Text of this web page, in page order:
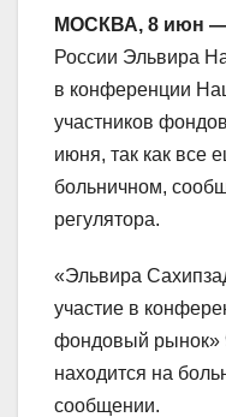
МОСКВА, 8 июн
России Эльвира
в конференции
участников
июня, так как все
больничном,
регулятора.
«Эльвира
участие в
фондовый рынок»
находится на
сообщении.